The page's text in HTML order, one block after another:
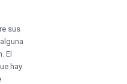
sus
El
hay